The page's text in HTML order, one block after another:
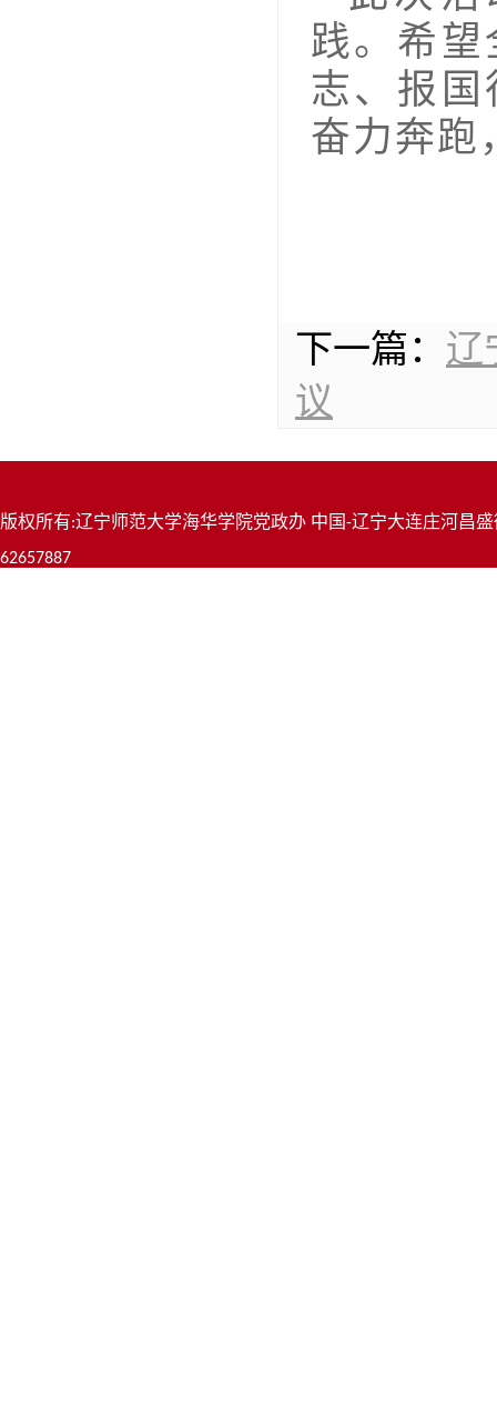
践。希
志、报
奋力奔跑
下一篇： 辽
议
版权所有:辽宁师范大学海华学院党政办 中国-辽宁大连庄河昌盛
62657887